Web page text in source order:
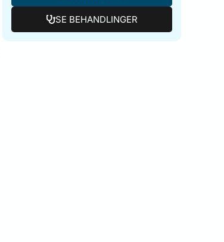
SE BEHANDLINGER